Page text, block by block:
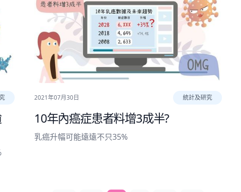
2021年07月30日 統計及研究
10年內癌症患者料增3成半?
乳癌升幅可能遠遠不只35%